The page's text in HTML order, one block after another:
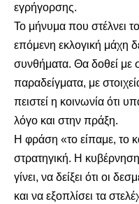
εγρήγορσης.
Το μήνυμα που στέλνει
επόμενη εκλογική μάχη
συνθήματα. Θα δοθεί με
παραδείγματα, με
πειστεί η κοινωνία ότι
λόγο και στην πράξη.
Η φράση «το είπαμε, το
στρατηγική. Η
γίνει, να δείξει ότι οι
και να εξοπλίσει τα